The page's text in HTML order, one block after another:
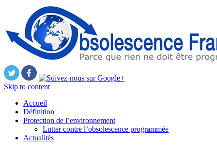
Skip to content
Accueil
Définition
Protection de l’environnement
Lutter contre l’obsolescence programmée
Actualités